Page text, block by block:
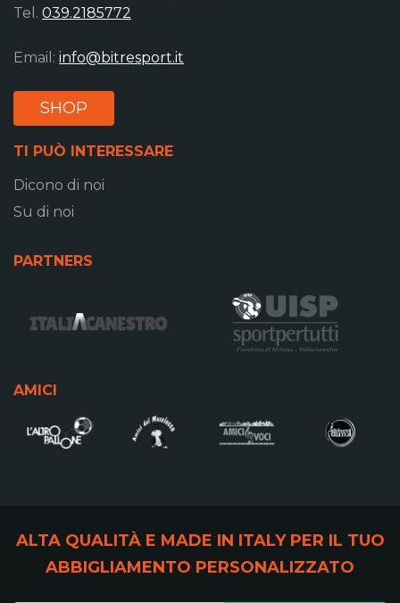
Tel. 039.2185772
Email: info@bitresport.it
SHOP
TI PUÒ INTERESSARE
Dicono di noi
Su di noi
PARTNERS
AMICI
ALTA QUALITÀ E MADE IN ITALY PER IL TUO
ABBIGLIAMENTO PERSONALIZZATO